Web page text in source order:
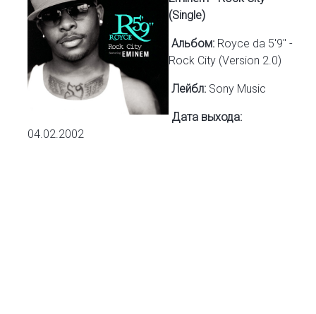
(Single)
Альбом: Royce da 5'9" -
Rock City (Version 2.0)
Лейбл: Sony Music
Дата выхода:
04.02.2002